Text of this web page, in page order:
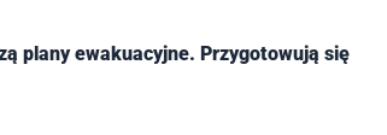
plany ewakuacyjne. Przygotowują się